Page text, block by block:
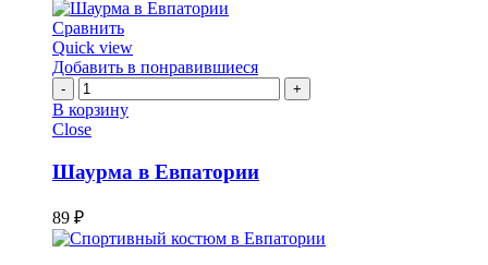
Сравнить
Quick view
Добавить в понравившиеся
Количество
Шаурма
в
В корзину
Close
Шаурма в Евпатории
89 ₽